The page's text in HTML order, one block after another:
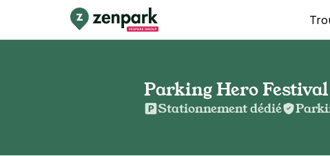
Parking Hero
Stationnement dédié